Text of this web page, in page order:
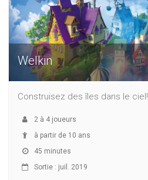
Welkin
Construisez des îles dans le ciel!
2 à 4 joueurs
à partir de 10 ans
45 minutes
Sortie : juil. 2019